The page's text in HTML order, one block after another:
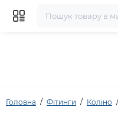
Головна Фітинги Коліно